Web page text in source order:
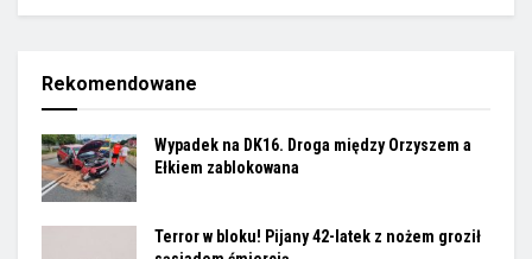
Rekomendowane
Wypadek na DK16. Droga między Orzyszem a
Ełkiem zablokowana
Terror w bloku! Pijany 42-latek z nożem groził